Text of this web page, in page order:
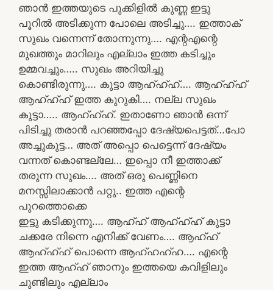
ഞാൻ ഇത്തയുടെ പുക്കിളിൽ കുണ്ണ ഇട്ടു
പൂറിൽ അടിക്കുന്ന പോലെ അടിച്ചു…. ഇത്താക്
സുഖം വന്നെന്ന് തോന്നുന്നു…. എന്റഎന്റെ
മുഖത്തും മാറിലും എല്ലാം ഇത്ത കടിച്ചും
ഉമ്മവച്ചും….. സുഖം അറിയിച്ചു
കൊണ്ടിരുന്നു…. കുട്ടാ ആഹ്ഹ്ഹ്…. ആഹ്ഹ്ഹ്
ആഹ്ഹ്ഹ് ഇത്ത കുറുകി…. നല്ല സുഖം
കുട്ടാ….. ആഹ്ഹ്ഹ്. ഇതാണോ ഞാൻ ഒന്ന്
പിടിച്ചു തരാൻ പറഞ്ഞപ്പോ ദേഷ്യപെട്ടത്…പോ
അച്ചുകുട്ട… അത് അപ്പൊ പെട്ടെന്ന് ദേഷ്യം
വന്നത് കൊണ്ടല്ലേ… ഇപ്പൊ നീ ഇത്താക്ക്
തരുന്ന സുഖം…. അത് ഒരു പെണ്ണിനെ
മനസ്സിലാക്കാൻ പറ്റു.. ഇത്ത എന്റെ
പുറത്തൊക്കെ
ഇട്ടു കടിക്കുന്നു…. ആഹ്ഹ് ആഹ്ഹ്ഹ് കുട്ടാ
ചക്കരേ നിന്നെ എനിക്ക് വേണം…. ആഹ്ഹ്
ആഹ്ഹ്ഹ് പൊന്നെ ആഹ്ഹഹ്ഹ…. എന്റെ
ഇത്ത ആഹ്ഹ് ഞാനും ഇത്തയെ കവിളിലും
ചുണ്ടിലും എല്ലാം